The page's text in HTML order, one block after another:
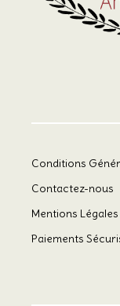
Conditions
Contactez-nous
Mentions Légales
Paiements